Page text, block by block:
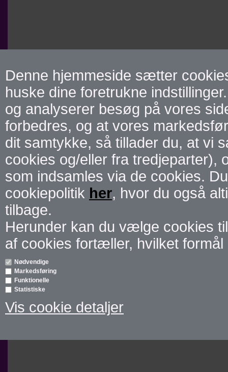
Denne hjemmeside sætter
huske dine foretrukne
og analyserer besøg på vores
forbedres, og at vores
dit samtykke, så tillader du, at vi
cookies og/eller fra tredjeparter),
som indsamles via de cookies.
cookiepolitik her, hvor du også
tilbage.
Herunder kan du vælge cookies
af cookies fortæller, hvilket formål
Nødvendige
Markedsføring
Funktionelle
Statistiske
Vis cookie detaljer